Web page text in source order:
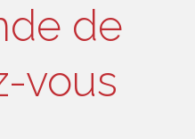
de
vous